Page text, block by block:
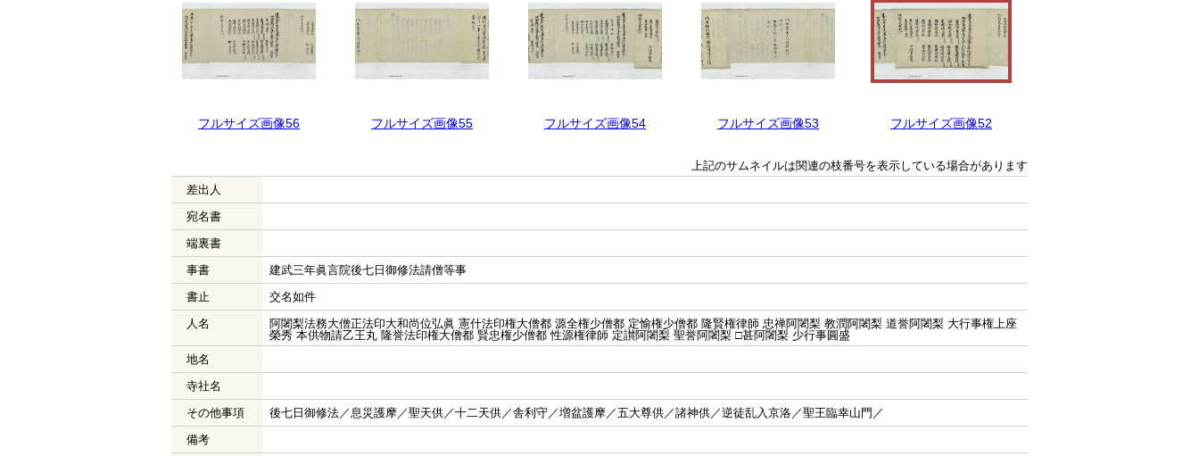
フルサイズ画像56 フルサイズ画像55 フルサイズ画像54 フルサイズ画像53 フルサイズ画像52
上記のサムネイルは関連の枝番号を表示している場合があります
差出人
宛名書
端裏書
事書
建武三年眞言院後七日御修法請僧等事
書止
交名如件
人名
阿闍梨法務大僧正法印大和尚位弘眞 憲什法印権大僧都 源全権少僧都 定愉権少僧都 隆賢権律師 忠禅阿闍梨 教潤阿闍梨 道誉阿闍梨 大行事権上座
榮秀 本供物請乙王丸 隆誉法印権大僧都 賢忠権少僧都 性源権律師 定讃阿闍梨 聖誉阿闍梨 □甚阿闍梨 少行事圓盛
地名
寺社名
その他事項
後七日御修法／息災護摩／聖天供／十二天供／舎利守／増盆護摩／五大尊供／諸神供／逆徒乱入京洛／聖王臨幸山門／
備考